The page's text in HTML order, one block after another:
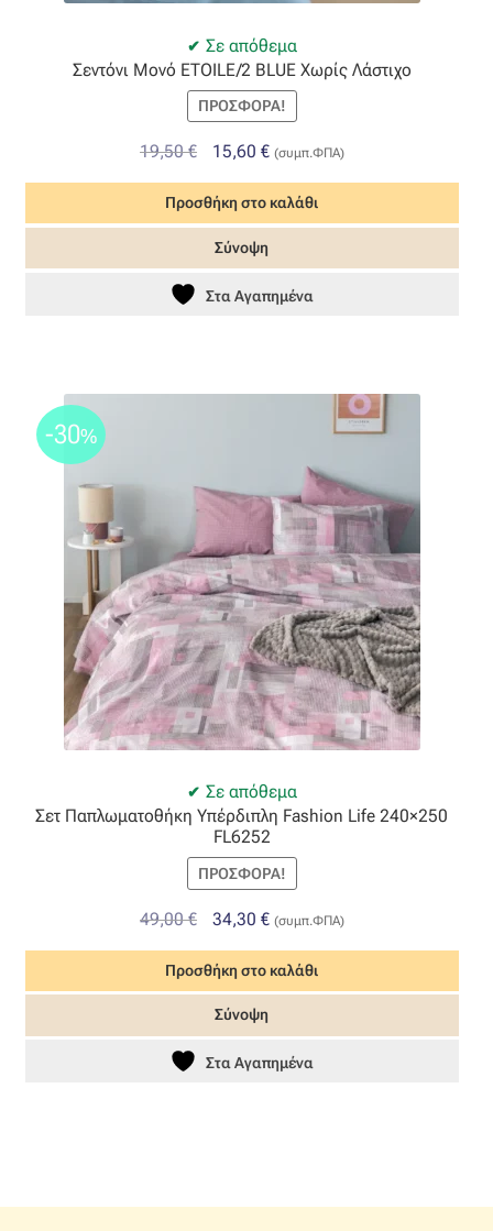
ΠΙΣΤΟΠΟΙΗΣΕΙΣ ΧΑΛΙΩΝ COLORE COLORI
Ταμείο
Σε απόθεμα
Σεντόνι Μονό ETOILE/2 BLUE Χωρίς Λάστιχο
ΠΡΟΣΦΟΡΆ!
19,50€
Original
price
was:
19,50 €.
15,60 €Η
τρέχουσα
τιμή
είναι:
(συμπ.ΦΠΑ)
Προσθήκη στο καλάθι
Σύνοψη
Στα Αγαπημένα
Σε απόθεμα
-30%
Σετ Παπλωματοθήκη Υπέρδιπλη Fashion Life 240×250
FL6252
ΠΡΟΣΦΟΡΆ!
49,00€
Original
was:
49,00 €.
34,30 €Η
τιμή
είναι:
(συμπ.ΦΠΑ)
Προσθήκη στο καλάθι
Σύνοψη
Στα Αγαπημένα